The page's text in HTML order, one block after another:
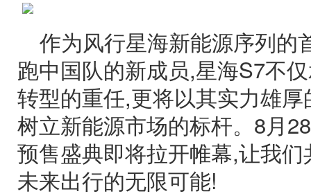
作为风行星海新能源序列的
跑中国队的新成员,星海S7不
转型的重任,更将以其实力雄
树立新能源市场的标杆。8月
预售盛典即将拉开帷幕,让我
未来出行的无限可能!